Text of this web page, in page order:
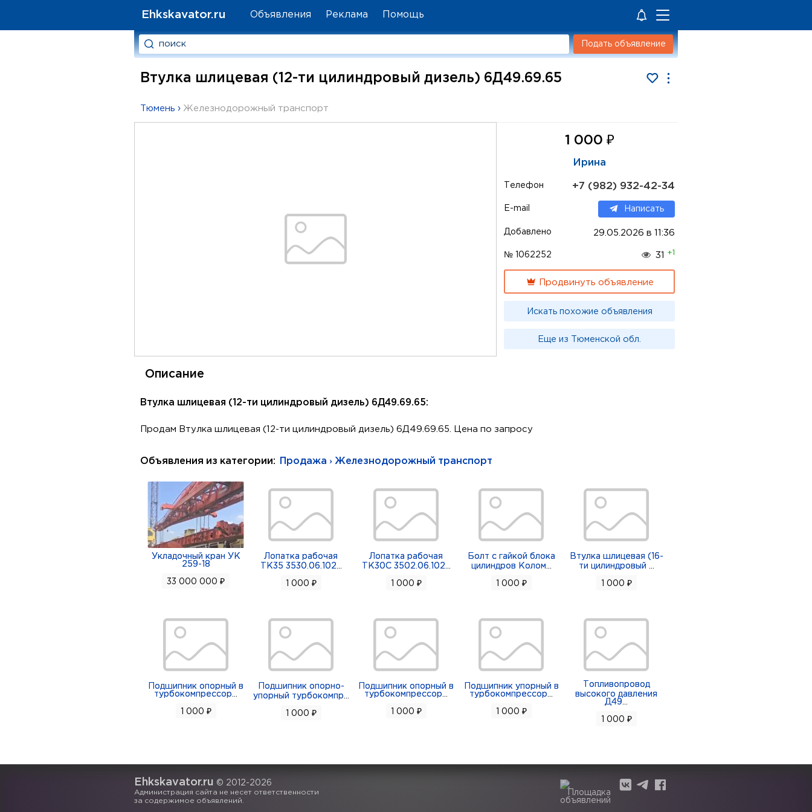
Ehkskavator.ru Объявления Реклама Помощь
Подать объявление
Втулка шлицевая (12-ти цилиндровый дизель) 6Д49.69.65
Тюмень › Железнодорожный транспорт
1 000 ₽
Ирина
Телефон +7 (982) 932-42-34
E-mail Написать
Добавлено 29.05.2026 в 11:36
№ 1062252 31 +1
Продвинуть объявление
Искать похожие объявления
Еще из Тюменской обл.
Описание
Втулка шлицевая (12-ти цилиндровый дизель) 6Д49.69.65:
Продам Втулка шлицевая (12-ти цилиндровый дизель) 6Д49.69.65. Цена по запросу
Объявления из категории: Продажа › Железнодорожный транспорт
Укладочный кран УК
259-18
33 000 000 ₽
Лопатка рабочая
ТК35 3530.06.102
1 000 ₽
Лопатка рабочая
ТК30С 3502.06.102
1 000 ₽
Болт с гайкой блока
цилиндров Колом
1 000 ₽
Втулка шлицевая (16-
ти цилиндровый
1 000 ₽
Подшипник опорный в
турбокомпрессор
1 000 ₽
Подшипник опорно-
упорный турбокомпр
1 000 ₽
Подшипник опорный в
турбокомпрессор
1 000 ₽
Подшипник упорный в
турбокомпрессор
1 000 ₽
Топливопровод
высокого давления
Д49
1 000 ₽
Ehkskavator.ru © 2012-2026
Администрация сайта не несет ответственности
за содержимое объявлений.